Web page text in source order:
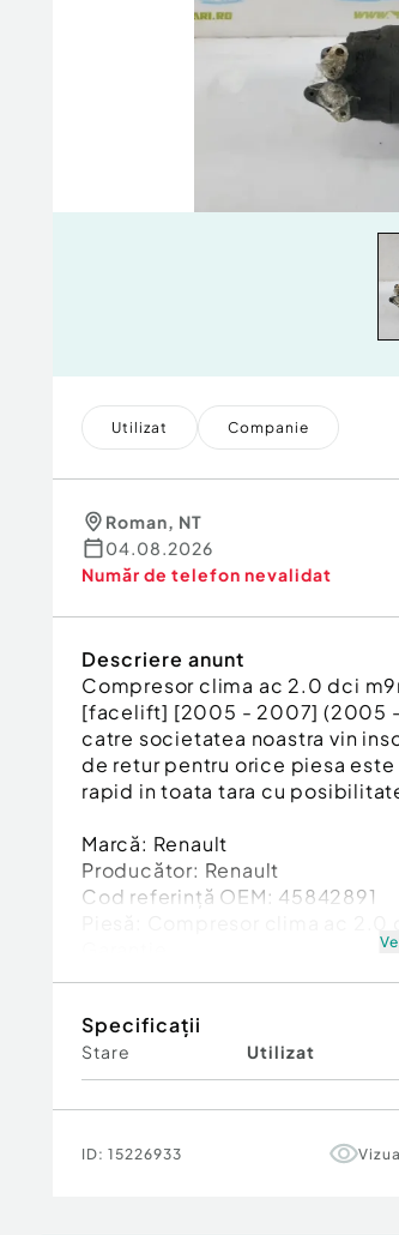
Utilizat Companie
Roman, NT
04.08.2026
Număr de telefon nevalidat
Descriere anunt
Compresor clima ac 2.0 dci
[facelift] [2005 - 2007] (2005
catre societatea noastra vin
de retur pentru orice piesa
rapid in toata tara cu
Marcă: Renault
Producător: Renault
Cod referinţă OEM: 45842891
Specificații
Stare Utilizat
ID: 15226933